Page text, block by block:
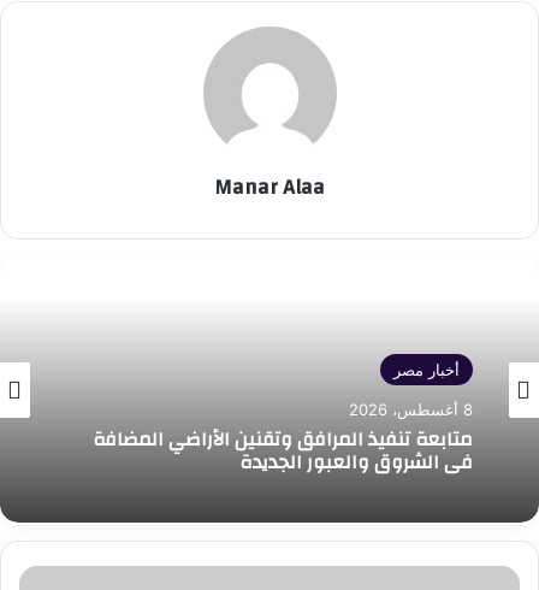
Manar Alaa
أخبار مصر
8 أغسطس، 2026
متابعة تنفيذ المرافق وتقنين الأراضي المضافة
في الشروق والعبور الجديدة
احتفالًا